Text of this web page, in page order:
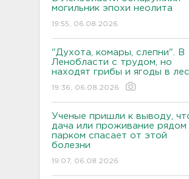
могильник эпохи неолита
19:55, 06.08.2026
"Духота, комары, слепни". В
Ленобласти с трудом, но
находят грибы и ягоды в
19:36, 06.08.2026
Ученые пришли к выводу,
дача или проживание рядом
парком спасает от этой
болезни
19:07, 06.08.2026